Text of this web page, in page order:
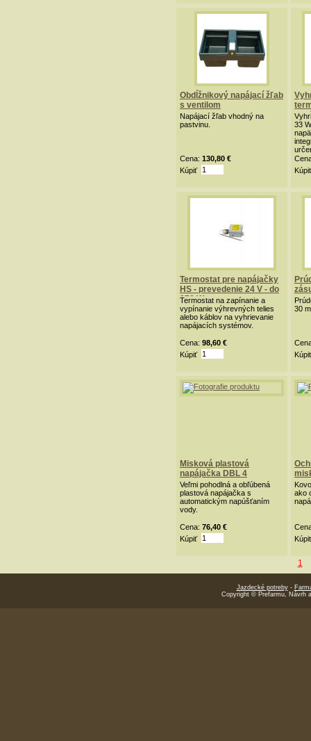
Obdĺžnikový napájací žľab
s ventilom
Napájací žľab vhodný na
pastvinu.
Cena: 130,80 €
Kúpiť
33
SB
Kúpiť
Termostat pre napájačky
HS - prevedenie 24 V - do
270 W
Termostat na zapínanie a
vypínanie výhrevných telies
alebo káblov na vyhrievanie
napájacích systémov.
Cena: 98,60 €
Kúpiť
30
Kúpiť
Misková plastová
napájačka DBL 4
Veľmi pohodlná a obľúbená
plastová napájačka s
automatickým napúšťaním
vody.
Cena: 76,40 €
Kúpiť
ako
Kúpiť
1
Jazdecké potreby-
Copyright © Prefarmu, Návrh